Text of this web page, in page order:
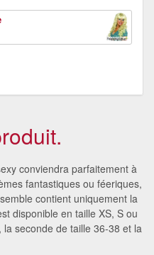
conviendra parfaitement à
fantastiques ou féeriques,
contient uniquement la
disponible en taille XS, S ou
seconde de taille 36-38 et la